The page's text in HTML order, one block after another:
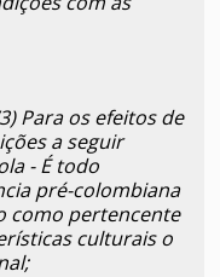
Para os efeitos de
a seguir
- É todo
pré-colombiana
como pertencente
culturais o